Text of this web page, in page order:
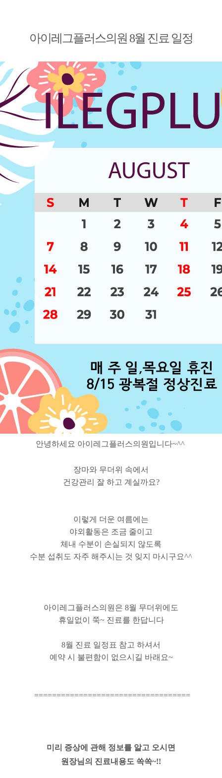
아이레그플러스의원 8월 진료 일정
안녕하세요 아이레그플러스의원입니다~^^
장마와 무더위 속에서
건강관리 잘 하고 계실까요?
이렇게 더운 여름에는
야외활동은 조금 줄이고
체내 수분이 손실되지 않도록
수분 섭취도 자주 해주시는 것 잊지 마시구요^^
아이레그플러스의원은 8월 무더위에도
휴일없이 쭉~ 진료를 한답니다
8월 진료 일정표 참고 하셔서
예약 시 불편함이 없으시길 바래요~
===================================
미리 증상에 관해 정보를 알고 오시면
원장님의 진료내용도 쏙쏙~!!